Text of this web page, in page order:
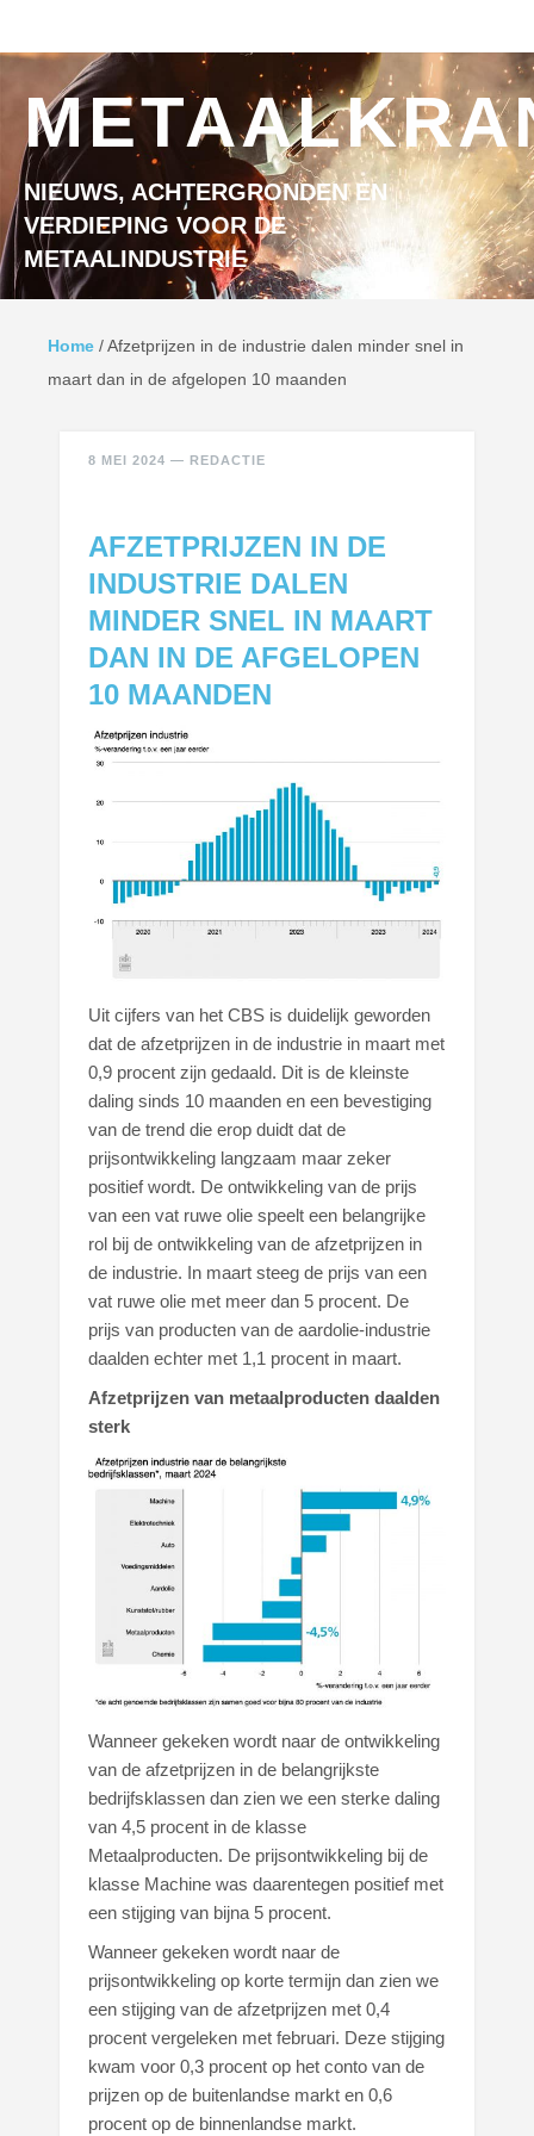
NIEUWS, ACHTERGRONDEN EN
VERDIEPING VOOR DE
METAALINDUSTRIE
Home /Afzetprijzen in de industrie dalen minder snel in
maart dan in de afgelopen 10 maanden
8 MEI 2024 — REDACTIE
AFZETPRIJZEN IN DE
INDUSTRIE DALEN
MINDER SNEL IN MAART
DAN IN DE AFGELOPEN
10 MAANDEN
Uit cijfers van het CBS is duidelijk geworden
dat de afzetprijzen in de industrie in maart met
0,9 procent zijn gedaald. Dit is de kleinste
daling sinds 10 maanden en een bevestiging
van de trend die erop duidt dat de
prijsontwikkeling langzaam maar zeker
positief wordt. De ontwikkeling van de prijs
van een vat ruwe olie speelt een belangrijke
rol bij de ontwikkeling van de afzetprijzen in
de industrie. In maart steeg de prijs van een
vat ruwe olie met meer dan 5 procent. De
prijs van producten van de aardolie-industrie
daalden echter met 1,1 procent in maart.
Afzetprijzen van metaalproducten daalden
sterk
Wanneer gekeken wordt naar de ontwikkeling
van de afzetprijzen in de belangrijkste
bedrijfsklassen dan zien we een sterke daling
van 4,5 procent in de klasse
Metaalproducten. De prijsontwikkeling bij de
klasse Machine was daarentegen positief met
een stijging van bijna 5 procent.
Wanneer gekeken wordt naar de
prijsontwikkeling op korte termijn dan zien we
een stijging van de afzetprijzen met 0,4
procent vergeleken met februari. Deze stijging
kwam voor 0,3 procent op het conto van de
prijzen op de buitenlandse markt en 0,6
procent op de binnenlandse markt.